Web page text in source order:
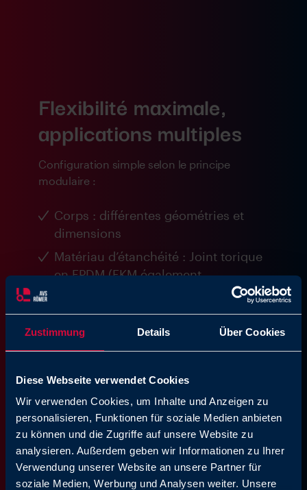
Zustimmung Details Über Cookies
Diese Webseite verwendet Cookies
Wir verwenden Cookies, um Inhalte und Anzeigen zu
personalisieren, Funktionen für soziale Medien anbieten
zu können und die Zugriffe auf unsere Website zu
analysieren. Außerdem geben wir Informationen zu Ihrer
Verwendung unserer Website an unsere Partner für
soziale Medien, Werbung und Analysen weiter. Unsere
Flexibilité maximale,
applications multiples
Configuration simple selon le principe
modulaire :
Corps : différentes géométries et
dimensions
Matériau d’étanchéité : Joint torique
en EPDM (FKM également
Différentes options de
raccordement : AVS Römer Insertion
de bouchon, mamelon en plastique,
métal
Autres variantes ou solutions
spéciales personnalisées sur
demande